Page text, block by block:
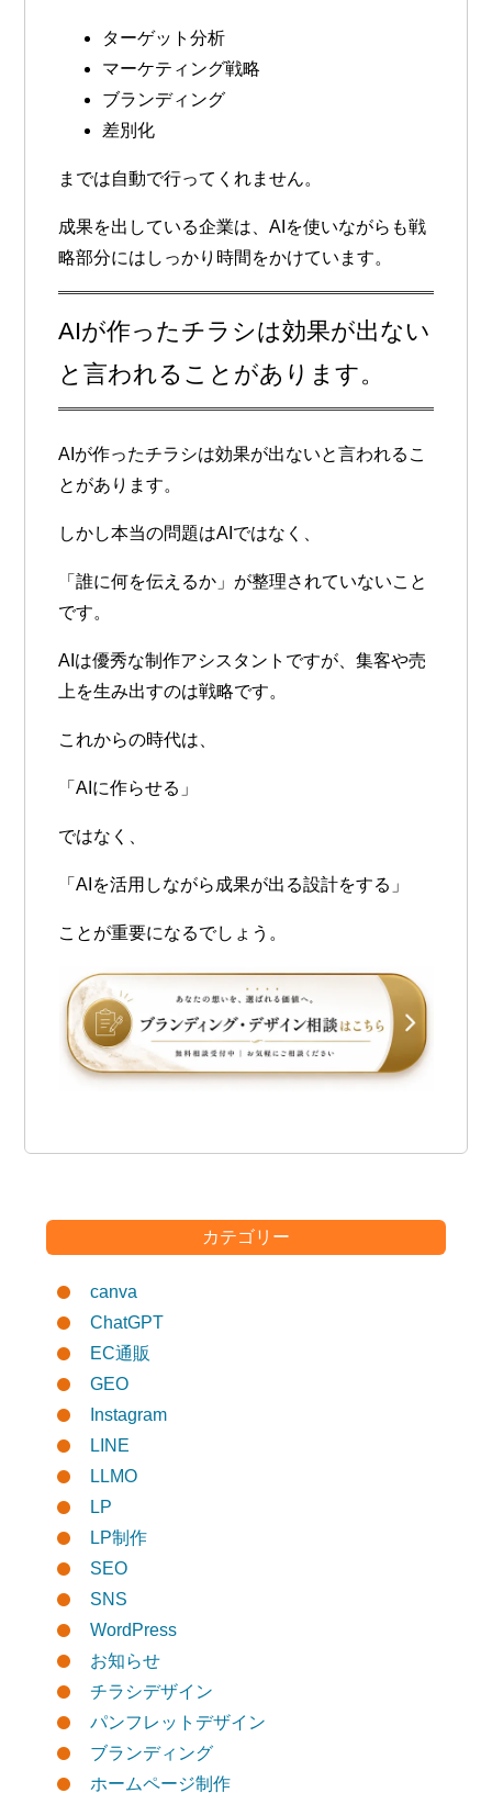
ターゲット分析
マーケティング戦略
ブランディング
差別化
までは自動で行ってくれません。
成果を出している企業は、AIを使いながらも戦
略部分にはしっかり時間をかけています。
AIが作ったチラシは効果が出ない
と言われることがあります。
AIが作ったチラシは効果が出ないと言われるこ
とがあります。
しかし本当の問題はAIではなく、
「誰に何を伝えるか」が整理されていないこと
です。
AIは優秀な制作アシスタントですが、集客や売
上を生み出すのは戦略です。
これからの時代は、
「AIに作らせる」
ではなく、
「AIを活用しながら成果が出る設計をする」
ことが重要になるでしょう。
カテゴリー
canva
ChatGPT
EC通販
GEO
Instagram
LINE
LLMO
LP
LP制作
SEO
SNS
WordPress
お知らせ
チラシデザイン
パンフレットデザイン
ブランディング
ホームページ制作